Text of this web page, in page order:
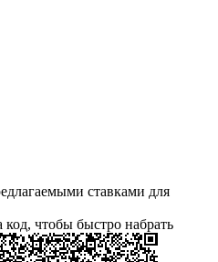
ставками для
чтобы быстро набрать